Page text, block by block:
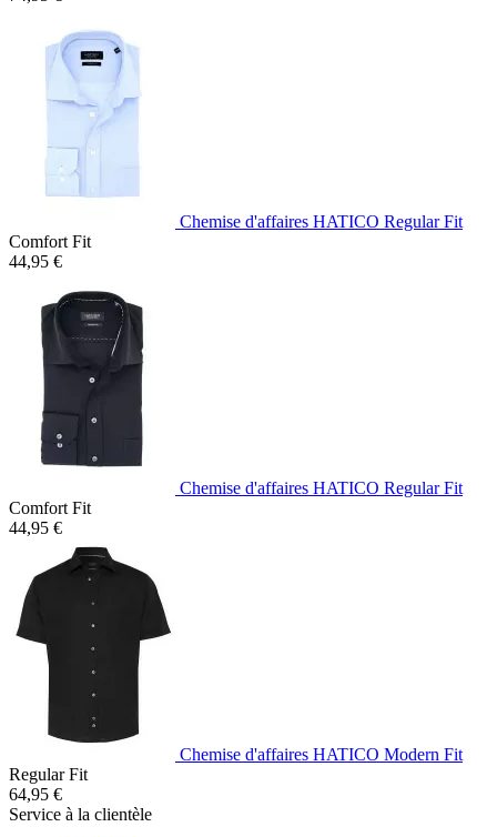
Chemise d'affaires HATICO Regular Fit
Comfort Fit
44,95 €
Chemise d'affaires HATICO Regular Fit
Comfort Fit
44,95 €
Chemise d'affaires HATICO Modern Fit
Regular Fit
64,95 €
Service à la clientèle